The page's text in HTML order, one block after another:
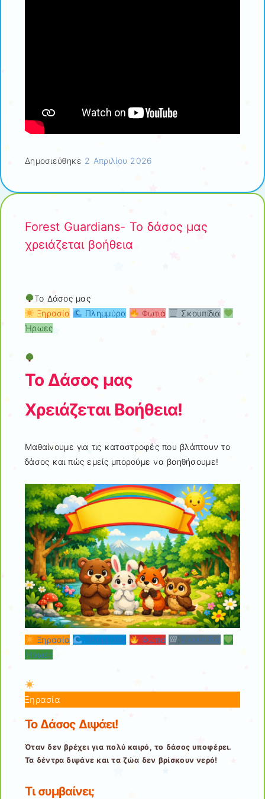
Δημοσιεύθηκε 2 Απριλίου 2026
Forest Guardians- To δάσος μας
χρειάζεται βοήθεια
Το Δάσος μας
Ξηρασία
Πλημμύρα Φωτιά
Σκουπίδια
Ήρωες
Το Δάσος μας
Χρειάζεται Βοήθεια!
Μαθαίνουμε για τις καταστροφές που βλάπτουν το
δάσος και πώς εμείς μπορούμε να βοηθήσουμε!
Ξηρασία Πλημμύρα Φωτιά
Σκουπίδια
Ήρωες
Ξηρασία
Το Δάσος Διψάει!
Όταν δεν βρέχει για πολύ καιρό, το δάσος υποφέρει.
Τα δέντρα διψάνε και τα ζώα δεν βρίσκουν νερό!
Τι συμβαίνει;